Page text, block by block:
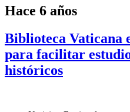
Hace 6 años
Biblioteca Vaticana
para facilitar
históricos